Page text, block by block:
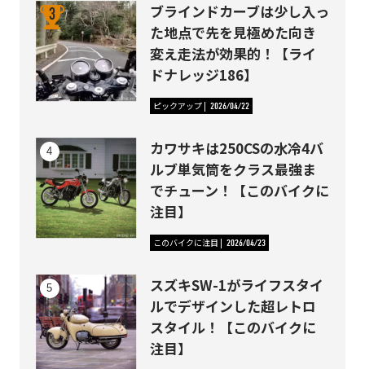
ブラインドカーブは少し入っ
た地点で先を見極めた向き
変え走法が効果的！【ライ
ドナレッジ186】
ピックアップ 2026/04/22
カワサキは250CSの水冷4バ
ルブ単気筒をクラス最強ま
でチューン！【このバイクに
注目】
このバイクに注目 2026/04/23
スズキSW-1がライフスタイ
ルでデザインした超レトロ
スタイル！【このバイクに
注目】